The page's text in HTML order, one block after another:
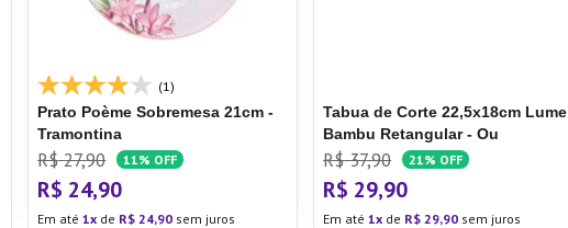
(1)
Prato Poème Sobremesa 21cm -
Tramontina
R$ 27,90 11% OFF
R$ 24,90
Em até1 de R$ 24,90 sem juros
Tabua de Corte 22,5x18cm Lume
Bambu Retangular - Ou
R$ 37,90 21% OFF
R$ 29,90
Em até1 de R$ 29,90 sem juros